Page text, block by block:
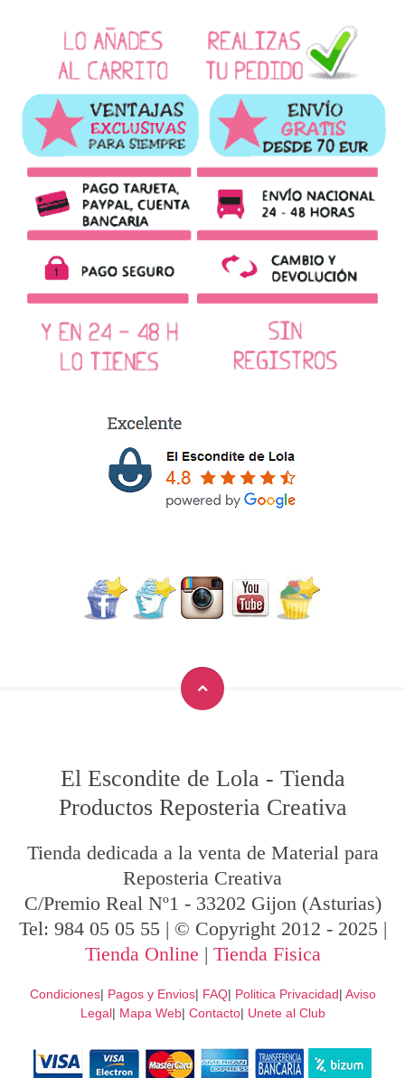
El Escondite de Lola - Tienda
Productos Reposteria Creativa
Tienda dedicada a la venta de Material para
Reposteria Creativa
C/Premio Real Nº1 - 33202 Gijon (Asturias)
Tel: 984 05 05 55 | © Copyright 2012 - 2025 |
Tienda Online | Tienda Fisica
Condiciones| Pagos y Envios| FAQ| Politica Privacidad| Aviso
Legal| Mapa Web| Contacto| Unete al Club